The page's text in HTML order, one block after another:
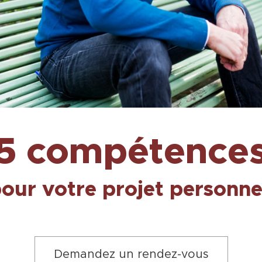
votre projet
Demandez un rendez-vous